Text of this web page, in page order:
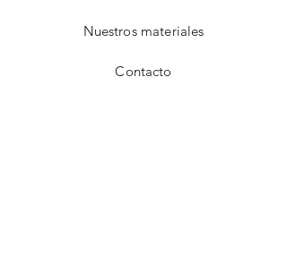
Nuestros materiales
Contacto